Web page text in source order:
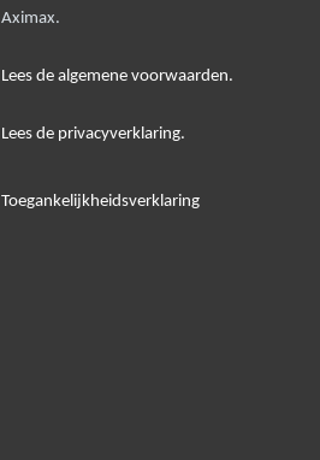
Aximax.
Lees de algemene voorwaarden.
Lees de privacyverklaring.
Toegankelijkheidsverklaring